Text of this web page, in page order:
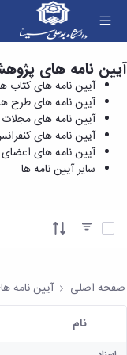
درباره
معاونت
درباره
معرفی
معاون
اهداف
و
قبلی
امور
پژوهشی
رئیس
کتابخانه
پژوهش
پژوهش
هفته
پژوهش
و
ها
های
تحقیقاتی
فناوری و
کارآفرینی
مدیریت
کارگروه‌ها
مدیریت‌ها
امور
پژوهشی
و
مرکز
اسناد
دفتر
کاربرگ
فرم
ها
آیین
های
سایر آیین نامه
آیین نامه های
آیین نامه های کتاب
آیین نامه های طرح
آیین نامه های مجلات
آیین نامه های
آیین نامه های
سایر آیین نامه ها
آیتم ها را انتخاب کنید
صفحه اصلی آیین نامه
کاربر انتخاب شده
نام